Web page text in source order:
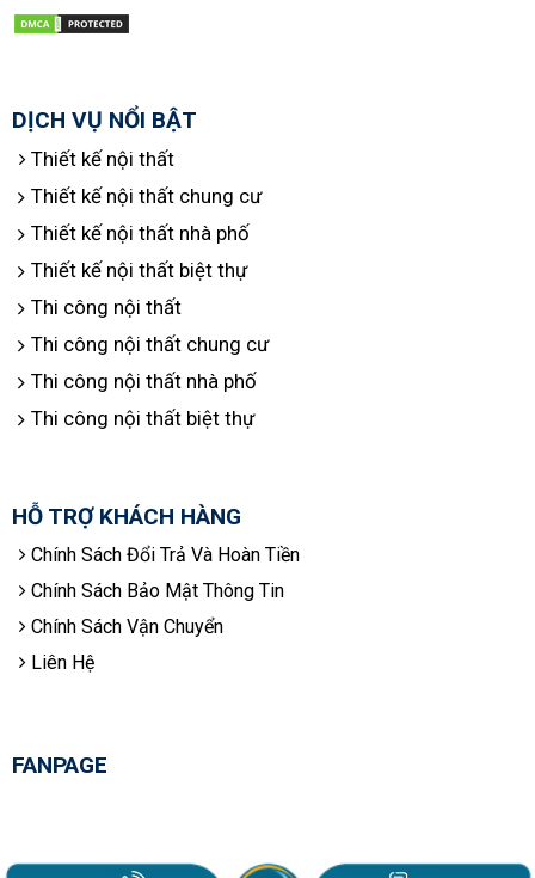
DỊCH VỤ NỔI BẬT
Thiết kế nội thất
Thiết kế nội thất chung cư
Thiết kế nội thất nhà phố
Thiết kế nội thất biệt thự
Thi công nội thất
Thi công nội thất chung cư
Thi công nội thất nhà phố
Thi công nội thất biệt thự
HỖ TRỢ KHÁCH HÀNG
Chính Sách Đổi Trả Và Hoàn Tiền
Chính Sách Bảo Mật Thông Tin
Chính Sách Vận Chuyển
Liên Hệ
FANPAGE